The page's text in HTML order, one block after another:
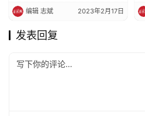
编辑 志斌 2023年2月17日
发表回复